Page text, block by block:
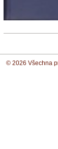
© 2026 Všechna